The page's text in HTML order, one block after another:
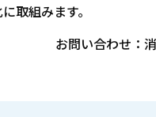
取組みます。
お問い合わせ：